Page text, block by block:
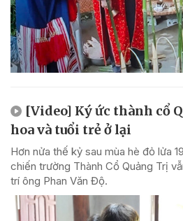
[Video] Ký ức thành cổ
hoa và tuổi trẻ ở lại
Hơn nửa thế kỷ sau mùa hè đỏ lửa
chiến trường Thành Cổ Quảng Trị
trí ông Phan Văn Độ.